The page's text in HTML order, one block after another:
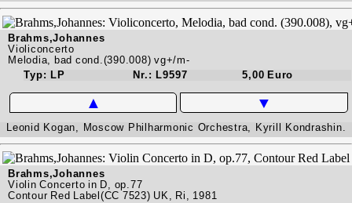
Brahms,Johannes
Violiconcerto
Melodia, bad cond.(390.008) vg+/m-
Typ: LP
Nr.: L9597 5,00 Euro
▲ ▼
Leonid Kogan, Moscow Philharmonic Orchestra, Kyrill Kondrashin.
Brahms,Johannes
Violin Concerto in D, op.77
Contour Red Label(CC 7523) UK, Ri, 1981